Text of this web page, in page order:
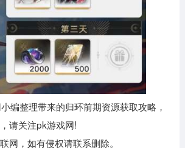
编整理带来的归环前期资源获取攻略，
请关注pk游戏网!
网，如有侵权请联系删除。